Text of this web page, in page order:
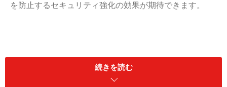
を防止するセキュリティ強化の効果が期待できます。
Amazonでは、ログイン時にIDとパスワードに加えて、認
証コードの入力も必要になる「2段階認証」を設定でき
続きを読む